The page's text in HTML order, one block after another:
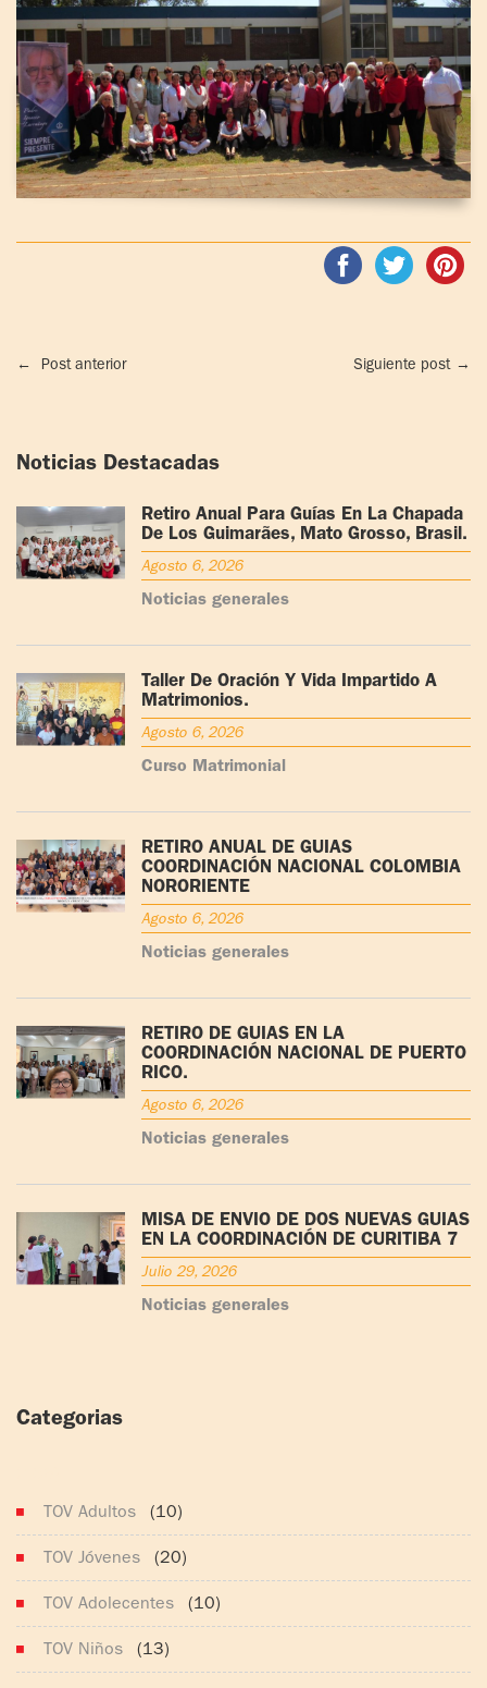
← Post anterior Siguiente post →
Noticias Destacadas
Retiro Anual Para Guías En La Chapada
De Los Guimarães, Mato Grosso, Brasil.
Agosto 6, 2026
Noticias generales
Taller De Oración Y Vida Impartido A
Matrimonios.
Agosto 6, 2026
Curso Matrimonial
RETIRO ANUAL DE GUÍAS
COORDINACIÓN NACIONAL COLOMBIA
NORORIENTE
Agosto 6, 2026
Noticias generales
RETIRO DE GUÍAS EN LA
COORDINACIÓN NACIONAL DE PUERTO
RICO.
Agosto 6, 2026
Noticias generales
MISA DE ENVÍO DE DOS NUEVAS GUÍAS
EN LA COORDINACIÓN DE CURITIBA 7
Julio 29, 2026
Noticias generales
Categorias
TOV Adultos (10)
TOV Adolecentes (10)
TOV Niños (13)
TOV Jóvenes (20)